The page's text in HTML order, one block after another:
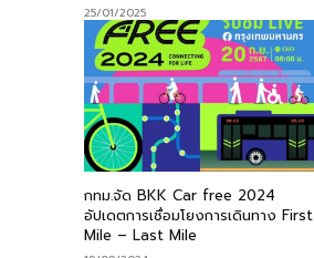
25/01/2025
กทม.จัด BKK Car free 2024
อัปเดตการเชื่อมโยงการเดินทาง First
Mile – Last Mile